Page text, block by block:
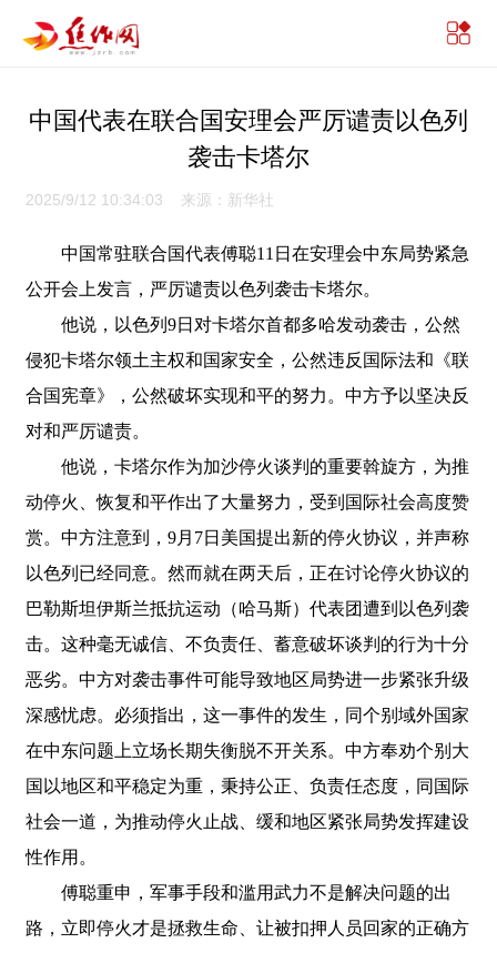
中国代表在联合国安理会严厉谴责以色列
袭击卡塔尔
2025/9/12 10:34:03 来源：新华社
中国常驻联合国代表傅聪11日在安理会中东局势紧急
公开会上发言，严厉谴责以色列袭击卡塔尔。
他说，以色列9日对卡塔尔首都多哈发动袭击，公然
侵犯卡塔尔领土主权和国家安全，公然违反国际法和《联
合国宪章》，公然破坏实现和平的努力。中方予以坚决反
对和严厉谴责。
他说，卡塔尔作为加沙停火谈判的重要斡旋方，为推
动停火、恢复和平作出了大量努力，受到国际社会高度赞
赏。中方注意到，9月7日美国提出新的停火协议，并声称
以色列已经同意。然而就在两天后，正在讨论停火协议的
巴勒斯坦伊斯兰抵抗运动（哈马斯）代表团遭到以色列袭
击。这种毫无诚信、不负责任、蓄意破坏谈判的行为十分
恶劣。中方对袭击事件可能导致地区局势进一步紧张升级
深感忧虑。必须指出，这一事件的发生，同个别域外国家
在中东问题上立场长期失衡脱不开关系。中方奉劝个别大
国以地区和平稳定为重，秉持公正、负责任态度，同国际
社会一道，为推动停火止战、缓和地区紧张局势发挥建设
性作用。
傅聪重申，军事手段和滥用武力不是解决问题的出
路，立即停火才是拯救生命、让被扣押人员回家的正确方